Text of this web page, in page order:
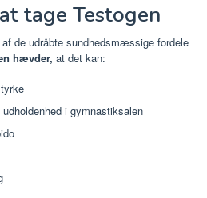
tage Testogen
de udråbte sundhedsmæssige fordele
hævder, at det kan:
i gymnastiksalen